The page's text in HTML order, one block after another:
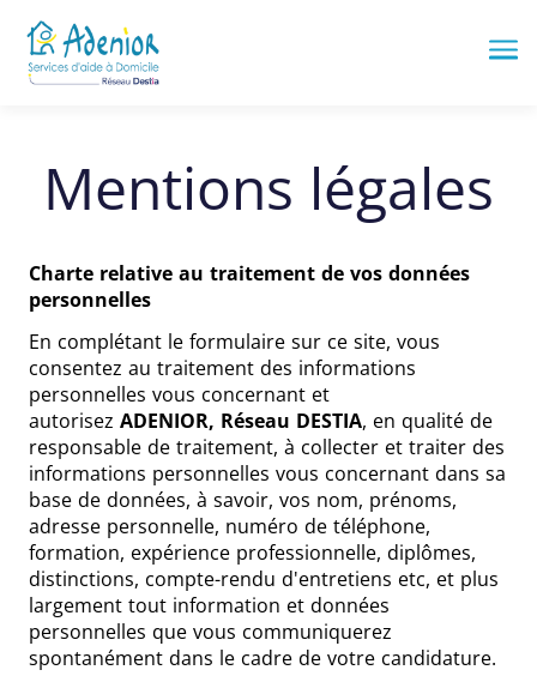
Mentions légales
Charte relative au traitement de vos données
personnelles
En complétant le formulaire sur ce site, vous
consentez au traitement des informations
personnelles vous concernant et
autorisez ADENIOR, Réseau DESTIA, en qualité de
responsable de traitement, à collecter et traiter des
informations personnelles vous concernant dans sa
base de données, à savoir, vos nom, prénoms,
adresse personnelle, numéro de téléphone,
formation, expérience professionnelle, diplômes,
distinctions, compte-rendu d'entretiens etc, et plus
largement tout information et données
personnelles que vous communiquerez
spontanément dans le cadre de votre candidature.